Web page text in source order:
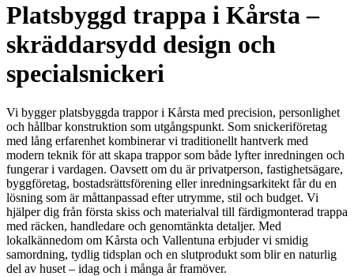
Platsbyggd trappa i Kårsta –
skräddarsydd design och
specialsnickeri
Vi bygger platsbyggda trappor i Kårsta med precision, personlighet
och hållbar konstruktion som utgångspunkt. Som snickeriföretag
med lång erfarenhet kombinerar vi traditionellt hantverk med
modern teknik för att skapa trappor som både lyfter inredningen och
fungerar i vardagen. Oavsett om du är privatperson, fastighetsägare,
byggföretag, bostadsrättsförening eller inredningsarkitekt får du en
lösning som är måttanpassad efter utrymme, stil och budget. Vi
hjälper dig från första skiss och materialval till färdigmonterad trappa
med räcken, handledare och genomtänkta detaljer. Med
lokalkännedom om Kårsta och Vallentuna erbjuder vi smidig
samordning, tydlig tidsplan och en slutprodukt som blir en naturlig
del av huset – idag och i många år framöver.